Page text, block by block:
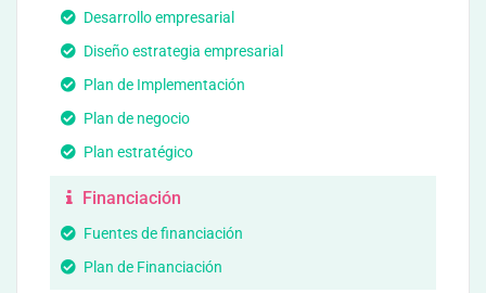
Desarrollo empresarial
Diseño estrategia empresarial
Plan de Implementación
Plan de negocio
Plan estratégico
Financiación
Fuentes de financiación
Plan de Financiación